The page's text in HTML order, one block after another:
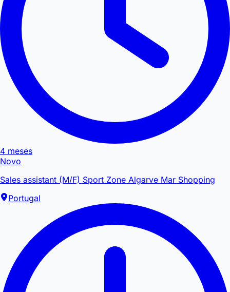
4 meses
Novo
Sales assistant (M/F) Sport Zone Algarve Mar Shopping
Portugal